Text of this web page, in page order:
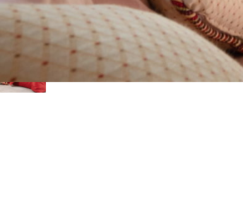
PRODUSE
Lenjerie de pat RED STRIPE
795,00MDL – 1.095,00MDL